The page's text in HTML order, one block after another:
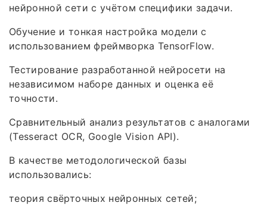
нейронной сети с учётом специфики задачи.
Обучение и тонкая настройка модели с
использованием фреймворка TensorFlow.
Тестирование разработанной нейросети на
независимом наборе данных и оценка её
точности.
Сравнительный анализ результатов с аналогами
(Tesseract OCR, Google Vision API).
В качестве методологической базы
использовались:
теория свёрточных нейронных сетей;